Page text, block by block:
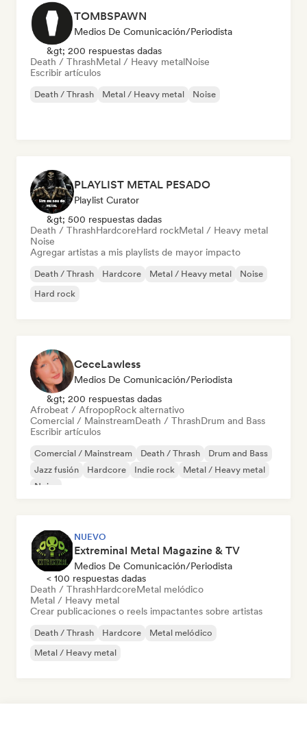
TOMBSPAWN
Medios De Comunicación/Periodista
&gt; 200 respuestas dadas
Death / ThrashMetal / Heavy metalNoise
Escribir artículos
Death / Thrash Metal / Heavy metal Noise
PLAYLIST METAL PESADO
Playlist Curator
&gt; 500 respuestas dadas
Death / ThrashHardcoreHard rockMetal / Heavy metal
Noise
Agregar artistas a mis playlists de mayor impacto
Death / Thrash Hardcore Metal / Heavy metal
Noise
Hard rock
CeceLawless
Medios De Comunicación/Periodista
&gt; 200 respuestas dadas
Afrobeat / AfropopRock alternativo
Comercial / MainstreamDeath / ThrashDrum and Bass
Escribir artículos
Comercial / Mainstream Death / Thrash
Drum and Bass
Jazz fusión
Hardcore Indie rock
Metal / Heavy metal
Noise
NUEVO
Extreminal Metal Magazine & TV
Medios De Comunicación/Periodista
< 100 respuestas dadas
Death / ThrashHardcoreMetal melódico
Metal / Heavy metal
Crear publicaciones o reels impactantes sobre artistas
Death / Thrash Hardcore
Metal melódico
Metal / Heavy metal